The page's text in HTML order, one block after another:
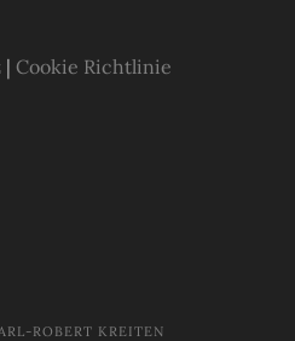
| Cookie Richtlinie
ROBERT KREITEN